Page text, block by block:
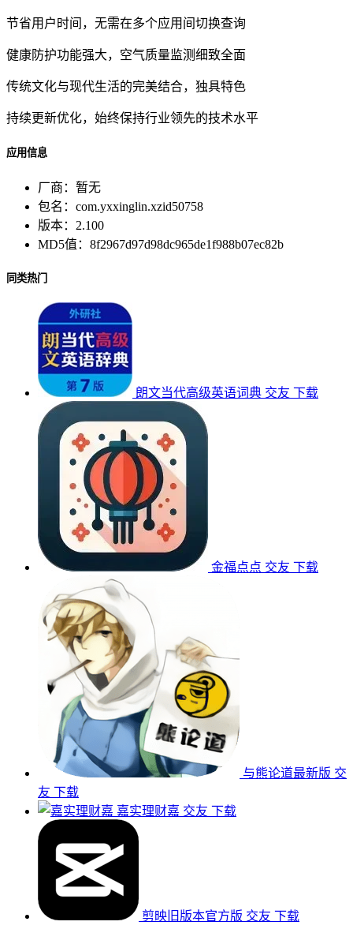
节省用户时间，无需在多个应用间切换查询
健康防护功能强大，空气质量监测细致全面
传统文化与现代生活的完美结合，独具特色
持续更新优化，始终保持行业领先的技术水平
应用信息
厂商： 暂无
包名： com.yxxinglin.xzid50758
版本： 2.100
MD5值： 8f2967d97d98dc965de1f988b07ec82b
同类热门
朗文当代高级英语词典 交友 下载
金福点点 交友 下载
与熊论道最新版 交
友 下载
嘉实理财嘉 交友 下载
剪映旧版本官方版 交友 下载